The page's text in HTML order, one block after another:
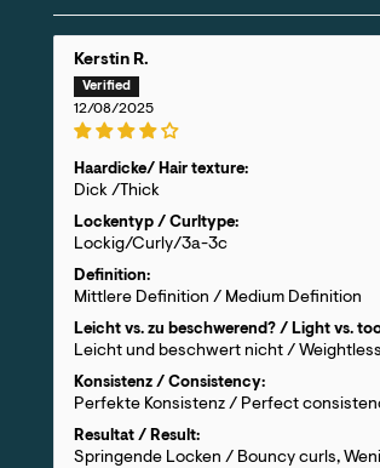
Kerstin R.
12/08/2025
Haardicke/ Hair texture:
Dick /Thick
Lockentyp / Curltype:
Lockig/Curly/3a-3c
Definition:
Mittlere Definition / Medium Definition
Leicht vs. zu beschwerend? / Light vs.
Leicht und beschwert nicht / Weightless
Konsistenz / Consistency:
Perfekte Konsistenz / Perfect
Resultat / Result:
Springende Locken / Bouncy curls,